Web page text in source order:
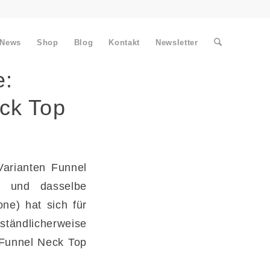
News Shop Blog Kontakt Newsletter
Top
Funnel
dasselbe
hat sich für
Neck Top